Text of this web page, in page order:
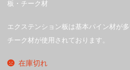
板・チーク材
エクステンション板は基本パイン材が
チーク材が使用されております。
在庫切れ